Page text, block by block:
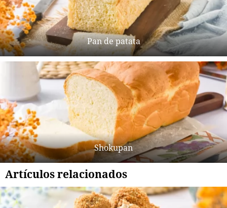
Pan de patata
Shokupan
Artículos relacionados